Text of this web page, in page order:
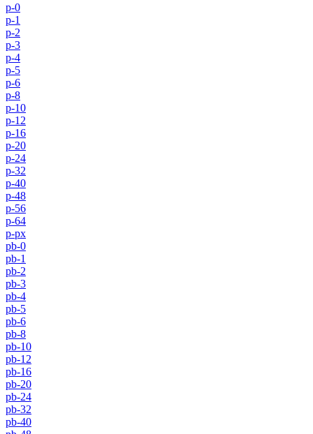
p-0
p-1
p-2
p-3
p-4
p-5
p-6
p-8
p-10
p-12
p-16
p-20
p-24
p-32
p-40
p-48
p-56
p-64
p-px
pb-0
pb-1
pb-2
pb-3
pb-4
pb-5
pb-6
pb-8
pb-10
pb-12
pb-16
pb-20
pb-24
pb-32
pb-40